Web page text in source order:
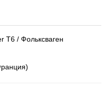
T6 / Фольксваген